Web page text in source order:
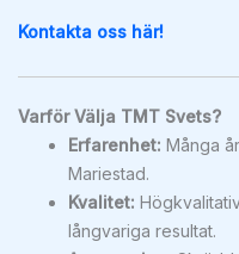
Kontakta oss här!
Varför Välja TMT Svets?
Erfarenhet: Många
Mariestad.
Kvalitet:
långvariga resultat.